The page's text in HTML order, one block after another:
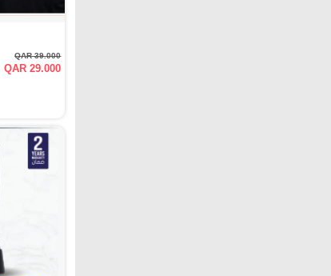
QAR 39.000
QAR 29.000